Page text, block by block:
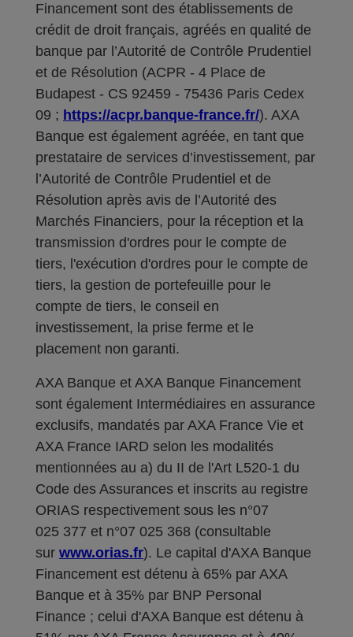
Financement sont des établissements de
crédit de droit français, agréés en qualité de
banque par l’Autorité de Contrôle Prudentiel
et de Résolution (ACPR - 4 Place de
Budapest - CS 92459 - 75436 Paris Cedex
09 ; https://acpr.banque-france.fr/). AXA
Banque est également agréée, en tant que
prestataire de services d’investissement, par
l’Autorité de Contrôle Prudentiel et de
Résolution après avis de l’Autorité des
Marchés Financiers, pour la réception et la
transmission d'ordres pour le compte de
tiers, l'exécution d'ordres pour le compte de
tiers, la gestion de portefeuille pour le
compte de tiers, le conseil en
investissement, la prise ferme et le
placement non garanti.
AXA Banque et AXA Banque Financement
sont également Intermédiaires en assurance
exclusifs, mandatés par AXA France Vie et
AXA France IARD selon les modalités
mentionnées au a) du II de l'Art L520-1 du
Code des Assurances et inscrits au registre
ORIAS respectivement sous les n°07
025 377 et n°07 025 368 (consultable
sur www.orias.fr). Le capital d'AXA Banque
Financement est détenu à 65% par AXA
Banque et à 35% par BNP Personal
Finance ; celui d'AXA Banque est détenu à